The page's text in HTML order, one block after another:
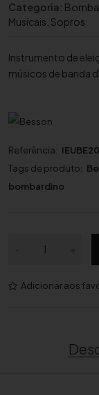
Categoria:
Musicais Sopros
Instrumento de
músicos de banda
Referência:
Tags de produto:
bombardino
-
n
+
Adicionar aos